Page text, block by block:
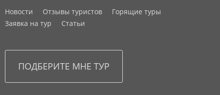
Новости Отзывы туристов
Горящие туры
Заявка на тур
Статьи